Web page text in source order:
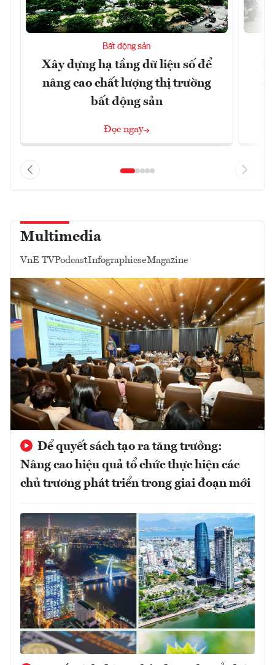
Bất động sản
Xây dựng hạ tầng dữ liệu số để
nâng cao chất lượng thị trường
bất động sản
Đọc ngay
Multimedia
VnE TVPodcastInfographicseMagazine
Để quyết sách tạo ra tăng trưởng:
Nâng cao hiệu quả tổ chức thực hiện các
chủ trương phát triển trong giai đoạn mới